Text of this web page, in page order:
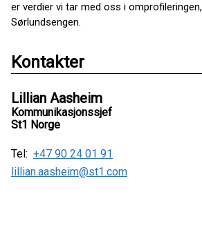
er verdier vi tar med oss i
Sørlundsengen.
Kontakter
Lillian Aasheim
Kommunikasjonssjef
St1 Norge
Tel: +47 90 24 01 91
lillian.aasheim@st1.com